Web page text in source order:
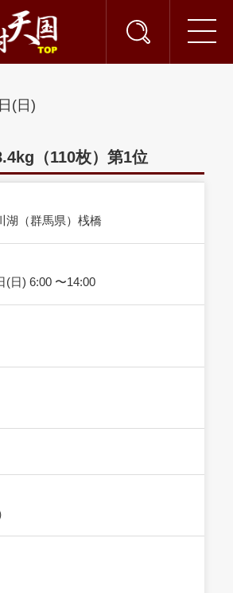
(日)
（110枚）第1位
湖（群馬県）桟橋
(日) 6:00 〜14:00